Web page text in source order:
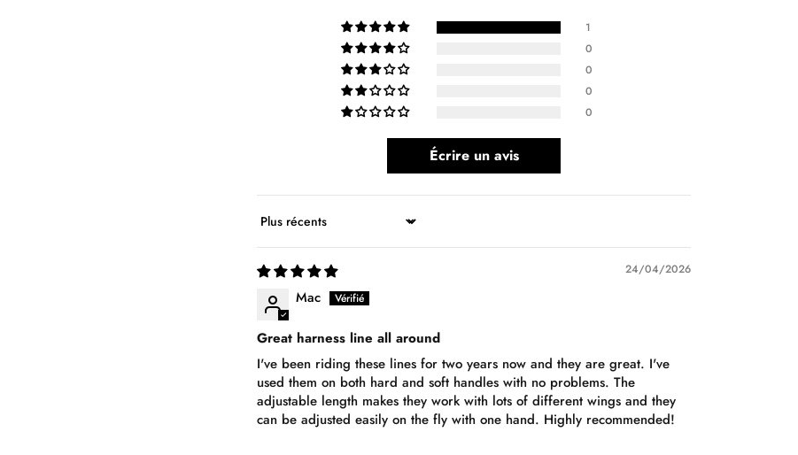
1
0
0
0
0
Écrire un avis
Sort by
24/04/2026
Mac
Great harness line all around
I've been riding these lines for two years now and they are great. I've
used them on both hard and soft handles with no problems. The
adjustable length makes they work with lots of different wings and they
can be adjusted easily on the fly with one hand. Highly recommended!